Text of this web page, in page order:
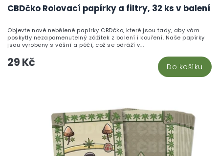
CBDčko Rolovací papírky a filtry, 32 ks v balení
29 Kč Do košíku
Objevte nové nebělené papírky CBDčko, které jsou tady, aby vám
poskytly nezapomenutelný zážitek z balení i kouření. Naše papírky
jsou vyrobeny s vášní a péčí, což se odráží v...